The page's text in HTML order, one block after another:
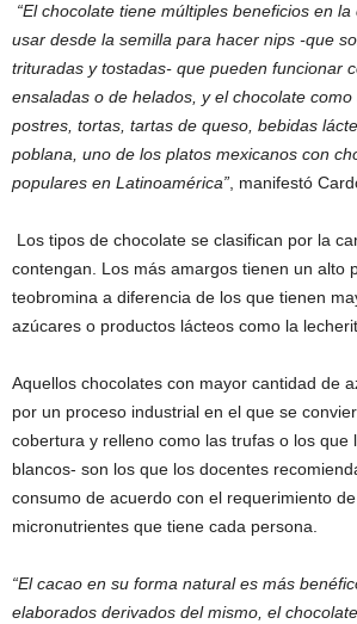
“El chocolate tiene múltiples beneficios en
usar desde la semilla para hacer nips -que
trituradas y tostadas- que pueden funcionar
ensaladas o de helados, y el chocolate como
postres, tortas, tartas de queso, bebidas
poblana, uno de los platos mexicanos con
populares en Latinoamérica” , manifestó
Los tipos de chocolate se clasifican por la
contengan. Los más amargos tienen un alto
teobromina a diferencia de los que tienen
azúcares o productos lácteos como la
Aquellos chocolates con mayor cantidad de
por un proceso industrial en el que se
cobertura y relleno como las trufas o los que
blancos- son los que los docentes
consumo de acuerdo con el requerimiento
micronutrientes que tiene cada persona.
“El cacao en su forma natural es más
elaborados derivados del mismo, el